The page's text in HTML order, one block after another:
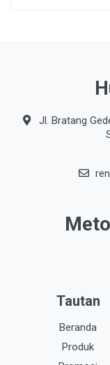
Jl. Bratang
Tautan
Beranda
Produk